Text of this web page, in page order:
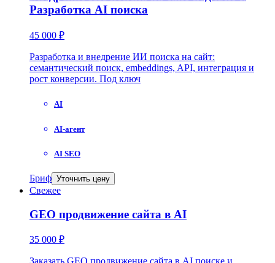
Разработка AI поиска
45 000 ₽
Разработка и внедрение ИИ поиска на сайт:
семантический поиск, embeddings, API, интеграция и
рост конверсии. Под ключ
AI
AI-агент
AI SEO
Бриф Уточнить цену
Свежее
GEO продвижение сайта в AI
35 000 ₽